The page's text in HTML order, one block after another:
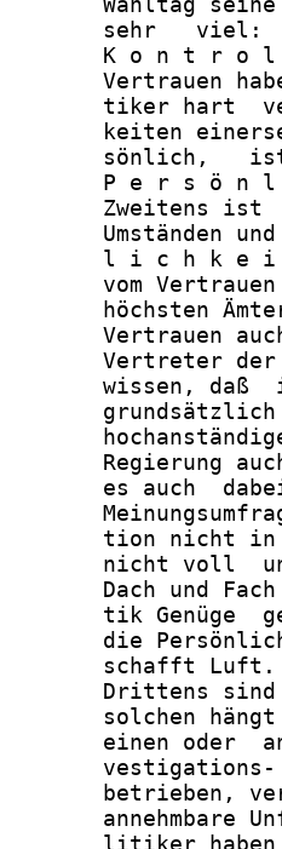
sehr   viel:
K o n t r o
Vertrauen
tiker hart
keiten
sönlich,
P e r s ö n
Zweitens ist
Umständen
l i c h k e
vom
höchsten
Vertrauen
Vertreter
wissen, daß
Regierung
es auch
tion nicht
nicht voll
Dach und
tik Genüge
die
       schafft Luft.
Drittens
solchen
einen oder
betrieben,
annehmbare